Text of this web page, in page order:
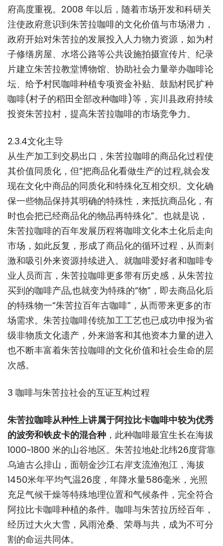
府高度重视。2008 年以后，随着市场开发和科研关
注使政府意识到朱苦拉咖啡的文化价值与市场潜力，
政府开始对朱苦拉的发展投入人力物力资源，如为村
子修缮房屋、水塔公路等公共设施拍摄宣传片、纪录
片建立朱苦拉教堂博物馆、协助社会力量举办咖啡论
坛、给予村民咖啡种植专项资金补贴、鼓励村民扩种
咖啡(村子的稻田全部改种咖啡)等，宾川县政府持续
投资朱苦拉村，提高朱苦拉咖啡的市场竞争力。
2.3.4文化主导
从生产加工到交易出口，朱苦拉咖啡的商品化过程使
其价值同质化，但“把商品化看做生产的过程,就会发
现在文化中商品的同质化和特殊化互相交织。文化确
保一些物品保持其明确的特殊性，来抵抗商品化，有
时也会把已经商品化的物品再特殊化”。也就是说，
朱苦拉咖啡的百年发展历程将咖啡文化本土化后走向
市场，如此反复，形成了商品化的循环过程，从而刺
激和吸引外来资源持续进入。就咖啡爱好者和咖啡专
业人员而言，朱苦拉咖啡更多带有历史感，从朱苦拉
买到的咖啡产品,也就变为特殊的“物”，即去商品化后
的特殊物一“朱苦拉百年古咖啡”，从而带来更多的市
场需求。朱苦拉咖啡传统加工工艺也已成功申报为省
级非物质文化遗产，外来游客和其他资本力量的进入
也不断丰富着朱苦拉咖啡的文化价值和社会生命的层
次感。
3 咖啡与朱苦拉社会的互证互构过程
朱苦拉咖啡从种性上讲属于阿拉比卡咖啡中较为优秀
的波旁和铁皮卡的混合种 ，此种咖啡最宜生长在海拔
1000~1800 米的山谷地区。朱苦拉地处北纬26度背靠
乌迪古么排山，面朝金沙江右岸支流渔泡江，海拔
1450米年平均气温26度，年降水量586毫米，光照
充足气候干燥等特殊地理位置和气候条件，完全符合
阿拉比卡咖啡种植的条件。咖啡与朱苦拉历经百年，
经历过大火大雪，风雨沧桑、荣辱与共，成为不可分
割的命运共同体。